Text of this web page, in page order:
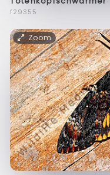
f29355
Zoom